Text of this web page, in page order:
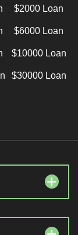
$2000 Loan
$6000 Loan
$10000 Loan
$30000 Loan